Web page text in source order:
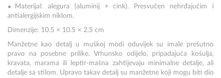
Materijal: alegura (aluminij + cink). Presvučen nehrđajućim i
antialergijskim niklom.
Dimenzije: 10.5 × 10.5 × 2.5 cm
Manžetne kao detalj u muškoj modi oduvijek su imale prešutno
pravo na posebne prilike. Vrhunsko odijelo, pripadajuća košulja,
kravata, marama ili leptir-mašna zahtijevaju minimalne detalje, ali
detalje sa stilom. Upravo takav detalj su manžetne koji mogu biti dio